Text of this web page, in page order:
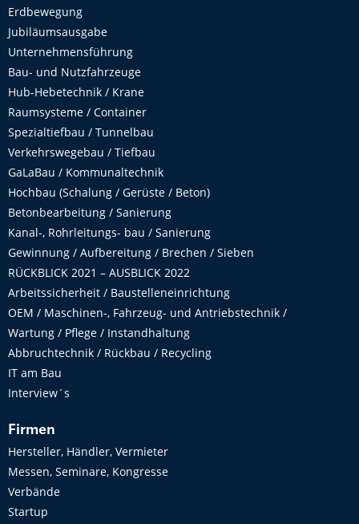
Erdbewegung
Jubiläumsausgabe
Unternehmensführung
Bau- und Nutzfahrzeuge
Hub-Hebetechnik / Krane
Raumsysteme / Container
Spezialtiefbau / Tunnelbau
Verkehrswegebau / Tiefbau
GaLaBau / Kommunaltechnik
Hochbau (Schalung / Gerüste / Beton)
Betonbearbeitung / Sanierung
Kanal-, Rohrleitungs- bau / Sanierung
Gewinnung / Aufbereitung / Brechen / Sieben
RÜCKBLICK 2021 – AUSBLICK 2022
Arbeitssicherheit / Baustelleneinrichtung
OEM / Maschinen-, Fahrzeug- und Antriebstechnik /
Wartung / Pflege / Instandhaltung
Abbruchtechnik / Rückbau / Recycling
IT am Bau
Interview´s
Firmen
Hersteller, Händler, Vermieter
Messen, Seminare, Kongresse
Verbände
Startup